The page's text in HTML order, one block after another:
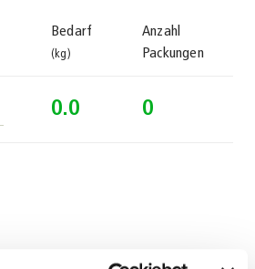
Bedarf
(kg)
Anzahl
Packungen
0.0 0